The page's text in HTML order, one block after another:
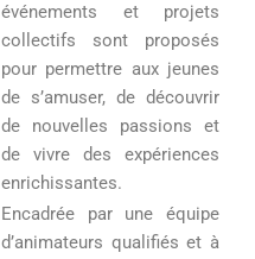
événements et projets
collectifs sont proposés
pour permettre aux jeunes
de s’amuser, de découvrir
de nouvelles passions et
de vivre des expériences
enrichissantes.
Encadrée par une équipe
d’animateurs qualifiés et à